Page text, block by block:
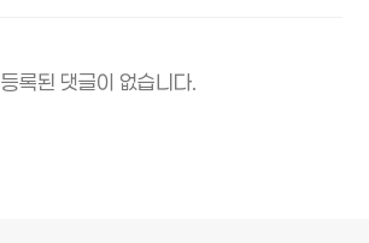
등록된 댓글이 없습니다.